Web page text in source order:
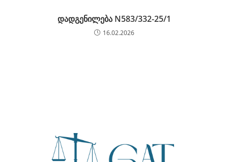
დადგენილება N583/332-25/1
16.02.2026